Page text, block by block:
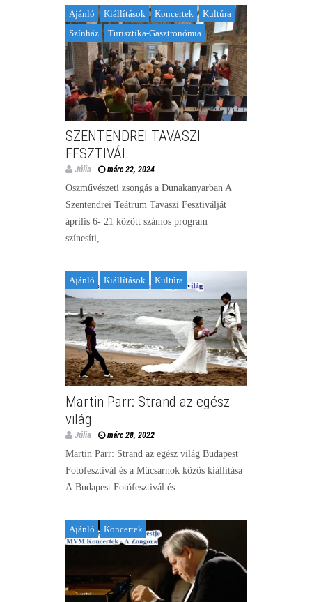
Ajánló Kiállítások Koncertek
Kultúra
Színház
Turisztika-Gasztronómia
SZENTENDREI TAVASZI
FESZTIVÁL
Júlia márc 22, 2024
Öszművészeti zsongás a Dunakanyarban A
Szentendrei Teátrum Tavaszi Fesztiválját
április 6- 21 között számos program
színesíti,...
Ajánló Kiállítások Kultúra
Martin Parr: Strand az egész
világ
Júlia márc 28, 2022
Martin Parr: Strand az egész világ Budapest
Fotófesztivál és a Műcsarnok közös kiállítása
A Budapest Fotófesztivál és...
Ajánló Koncertek